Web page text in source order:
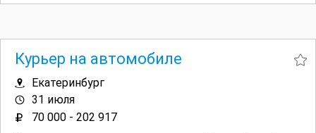
Курьер на автомобиле
Екатеринбург
31 июля
70 000 - 202 917